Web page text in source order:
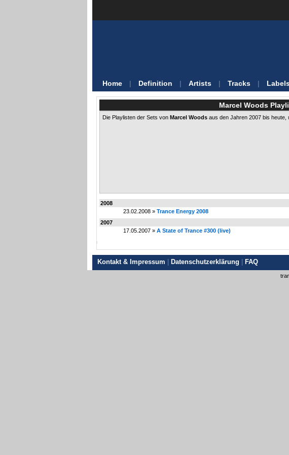
Home | Definition | Artists | Tracks |
Marcel Woods
Die Playlisten der Sets von Marcel Woods aus den Jahren 2007 bis heute,
2008
23.02.2008 » Trance Energy 2008
2007
17.05.2007 » A State of Trance #300 (live)
Kontakt & Impressum Datenschutzerklärung FAQ